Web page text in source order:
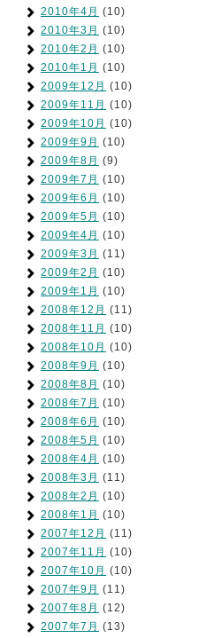
2010年4月 (10)
2010年3月 (10)
2010年2月 (10)
2010年1月 (10)
2009年12月 (10)
2009年11月 (10)
2009年10月 (10)
2009年9月 (10)
2009年8月 (9)
2009年7月 (10)
2009年6月 (10)
2009年5月 (10)
2009年4月 (10)
2009年3月 (11)
2009年2月 (10)
2009年1月 (10)
2008年12月 (11)
2008年11月 (10)
2008年10月 (10)
2008年9月 (10)
2008年8月 (10)
2008年7月 (10)
2008年6月 (10)
2008年5月 (10)
2008年4月 (10)
2008年3月 (11)
2008年2月 (10)
2008年1月 (10)
2007年12月 (11)
2007年11月 (10)
2007年10月 (10)
2007年9月 (11)
2007年8月 (12)
2007年7月 (13)